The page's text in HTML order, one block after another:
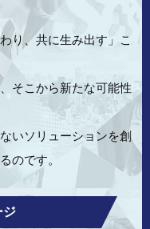
り、共に生み出す」こ
そこから新たな可能性
いソリューションを創
のです。
ジ